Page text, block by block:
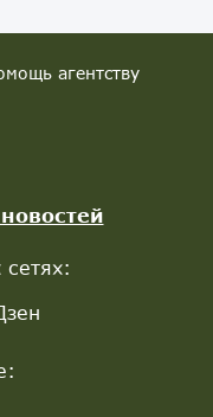
агентству